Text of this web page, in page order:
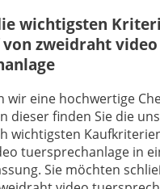
wichtigsten
zweidraht video
wir eine hochwertige
dieser finden Sie die
wichtigsten
tuersprechanlage in
Sie möchten